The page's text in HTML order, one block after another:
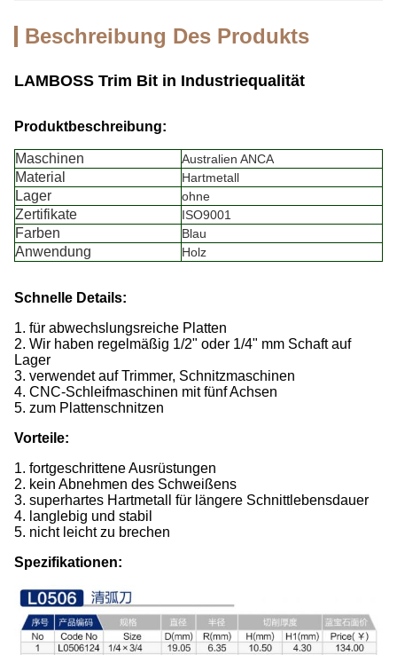
Beschreibung Des Produkts
LAMBOSS Trim Bit in Industriequalität
Produktbeschreibung:
Maschinen Australien ANCA
Material Hartmetall
Lager ohne
Zertifikate ISO9001
Farben Blau
Anwendung Holz
Schnelle Details:
1. für abwechslungsreiche Platten
2. Wir haben regelmäßig 1/2" oder 1/4" mm Schaft auf
Lager
3. verwendet auf Trimmer, Schnitzmaschinen
4. CNC-Schleifmaschinen mit fünf Achsen
5. zum Plattenschnitzen
Vorteile:
1. fortgeschrittene Ausrüstungen
2. kein Abnehmen des Schweißens
3. superhartes Hartmetall für längere Schnittlebensdauer
4. langlebig und stabil
5. nicht leicht zu brechen
Spezifikationen: